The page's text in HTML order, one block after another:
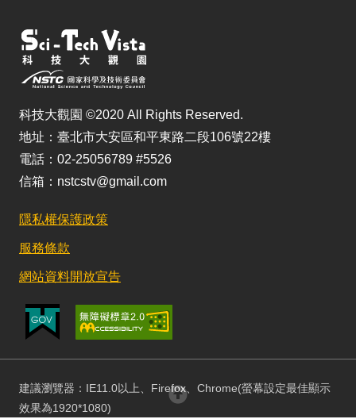
科技大觀園 ©2020 All Rights Reserved.
地址：臺北市大安區和平東路二段106號22樓
電話：02-25056789 #5526
信箱：nstcstv@gmail.com
隱私權保護政策
服務條款
網站資料開放宣告
建議瀏覽器：IE11.0以上、Firefox、Chrome(螢幕設定最佳顯示
效果為1920*1080)
回頂部